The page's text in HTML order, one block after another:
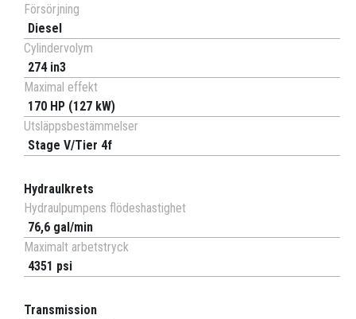
Försörjning
Diesel
Cylindervolym
274 in3
Maximal effekt
170 HP (127 kW)
Utsläppsbestämmelser
Stage V/Tier 4f
Hydraulkrets
Hydraulpumpens flödeshastighet
76,6 gal/min
Maximalt arbetstryck
4351 psi
Transmission